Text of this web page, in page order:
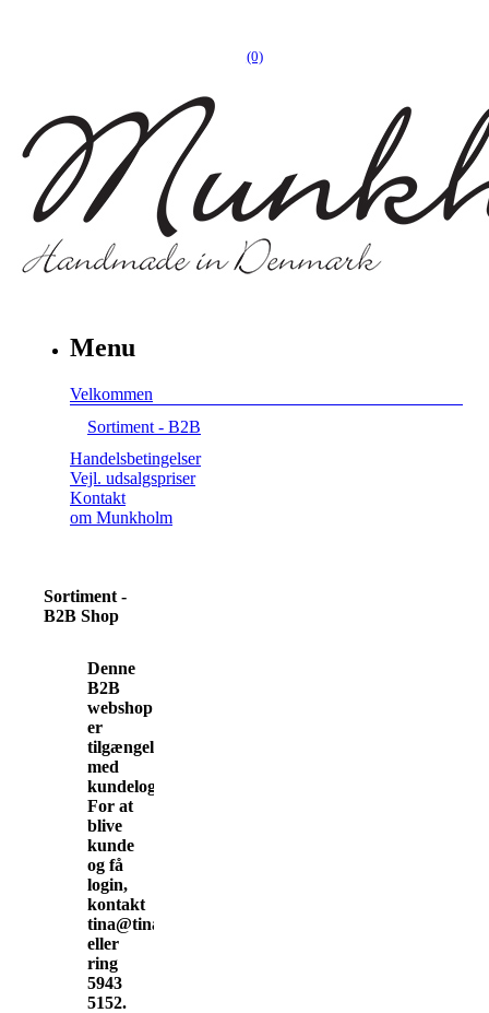
(0)
Menu
Velkommen
Sortiment - B2B
Handelsbetingelser
Vejl. udsalgspriser
Kontakt
om Munkholm
Sortiment -
B2B Shop
Denne
B2B
webshop
er
tilgængelig
med
kundelogin.
For at
blive
kunde
og få
login,
kontakt
tina@tinamunkholm.dk
eller
ring
5943
5152.